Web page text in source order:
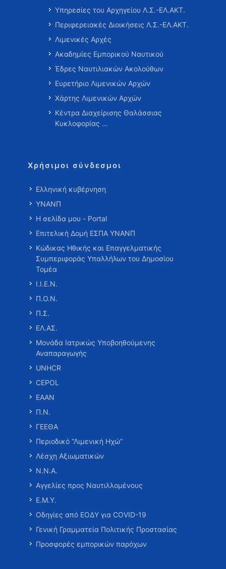
Υπηρεσίες του Αρχηγείου Λ.Σ.-ΕΛ.ΑΚΤ.
Περιφερειακές Διοικήσεις Λ.Σ.-ΕΛ.ΑΚΤ.
Λιμενικές Αρχές
Ακαδημίες Εμπορικού Ναυτικού
Έδρες Ναυτιλιακών Ακολούθων
Ευρετήριο Λιμενικών Αρχών
Χάρτης Λιμενικών Αρχών
Κέντρα Διαχείρισης Θαλάσσιας
Κυκλοφορίας …
Χρήσιμοι σύνδεσμοι
Ελληνική κυβέρνηση
ΥΝΑΝΠ
Η σελίδα μου - Portal
Επιτελική Δομή ΕΣΠΑ ΥΝΑΝΠ
Κώδικας Ηθικής και Επαγγελματικής
Συμπεριφοράς Υπαλλήλων του Δημοσίου
Τομέα
Ι.Ι.Ε.Ν.
Π.Ο.Ν.
Π.Σ.
ΕΛ.ΑΣ.
Μονάδα Ιατρικώς Υποβοηθούμενης
Αναπαραγωγής
UNHCR
CEPOL
ΕΑΑΝ
Π.Ν.
ΓΕΕΘΑ
Περιοδικό “Λιμενική Ηχώ”
Λέσχη Αξιωματικών
Ν.Ν.Α.
Αγγελίες προς Ναυτιλλομένους
Ε.Μ.Υ.
Οδηγίες από ΕΟΔΥ για COVID-19
Γενική Γραμματεία Πολιτικής Προστασίας
Προσφορές εμπορικών παρόχων